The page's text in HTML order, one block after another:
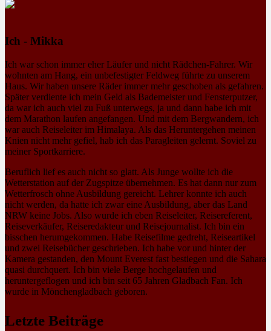
Ich - Mikka
Ich war schon immer eher Läufer und nicht Rädchen-Fahrer. Wir
wohnten am Hang, ein unbefestigter Feldweg führte zu unserem
Haus. Wir haben unsere Räder immer mehr geschoben als gefahren.
Später verdiente ich mein Geld als Bademeister und Fensterputzer,
da war ich auch viel zu Fuß unterwegs, ja und dann habe ich mit
dem Marathon laufen angefangen. Und mit dem Bergwandern, ich
war auch Reiseleiter im Himalaya. Als das Heruntergehen meinen
Knien nicht mehr gefiel, hab ich das Paragleiten gelernt. Soviel zu
meiner Sportkarriere.
Beruflich lief es auch nicht so glatt. Als Junge wollte ich die
Wetterstation auf der Zugspitze übernehmen. Es hat dann nur zum
Wetterfrosch ohne Ausbildung gereicht. Lehrer konnte ich auch
nicht werden, da hatte ich zwar eine Ausbildung, aber das Land
NRW keine Jobs. Also wurde ich eben Reiseleiter, Reisereferent,
Reiseverkäufer, Reiseredakteur und Reisejournalist. Ich bin ein
bisschen herumgekommen. Habe Reisefilme gedreht, Reiseartikel
und zwei Reisebücher geschrieben. Ich habe vor und hinter der
Kamera gestanden, den Mount Everest fast bestiegen und die Sahara
quasi durchquert. Ich bin viele Berge hochgelaufen und
heruntergeflogen und ich bin seit 65 Jahren Gladbach Fan. Ich
wurde in Mönchengladbach geboren.
Letzte Beiträge